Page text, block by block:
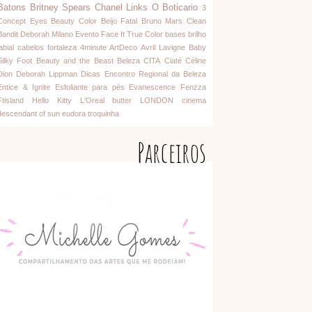
Britney Spears Chanel Links O Boticario 3
Eyes Beauty Color Beijo Fatal Bruno Mars Clean
Deborah Milano Evento Face It True Color bases brilho
cabelos fortaleza 4minute ArtDeco Avril Lavigne Baby
Foot Beauty and the Beast Beleza CITA Ciaté Céline
Deborah Lippman Dicas
Encontro Regional da Beleza
& Ignite
Esfoliante para pés Evanescence
Fenzza
Hello Kitty L'Oreal butter LONDON
cinema
of sun eudora troquinha
Parceiros